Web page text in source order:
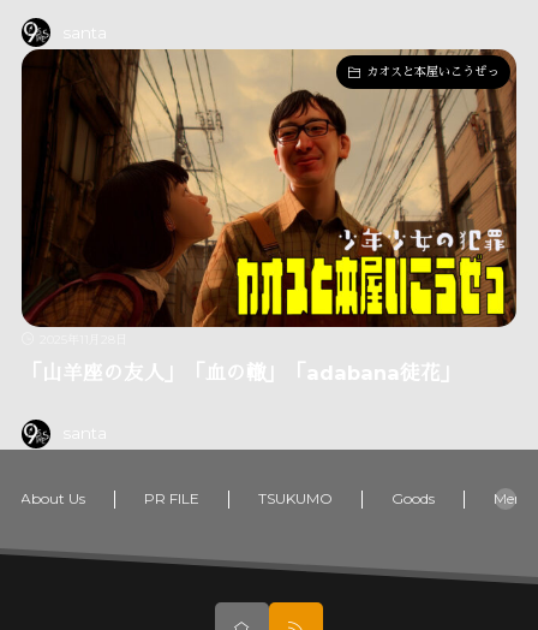
santa
カオスと本屋いこうぜっ
「山羊座の友人」「血の轍」「adabana徒花」
santa
About Us PR FILE TSUKUMO Goods